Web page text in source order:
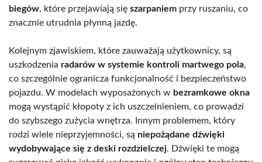
biegów, które przejawiają się szarpaniem przy ruszaniu, co
znacznie utrudnia płynną jazdę.
Kolejnym zjawiskiem, które zauważają użytkownicy, są
uszkodzenia radarów w systemie kontroli martwego pola,
co szczególnie ogranicza funkcjonalność i bezpieczeństwo
pojazdu. W modelach wyposażonych w bezramkowe okna
mogą wystąpić kłopoty z ich uszczelnieniem, co prowadzi
do szybszego zużycia wnętrza. Innym problemem, który
rodzi wiele nieprzyjemności, są niepożądane dźwięki
wydobywające się z deski rozdzielczej. Dźwięki te mogą